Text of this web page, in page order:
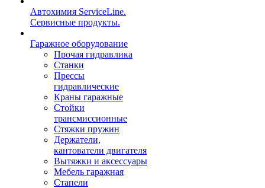
Автохимия ServiceLine.
Сервисные продукты.
Гаражное оборудование
Прочая гидравлика
Станки
Прессы
гидравлические
Краны гаражные
Стойки
трансмиссионные
Стяжки пружин
Держатели,
кантователи двигателя
Вытяжки и аксессуары
Мебель гаражная
Стапели